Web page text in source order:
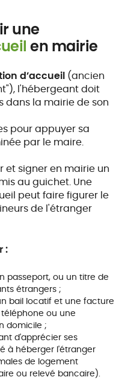
une
en mairie
d’accueil(ancien
l'hébergeant doit
dans la mairie de son
pour appuyer sa
par le maire.
et signer en mairie un
au guichet. Une
peut faire figurer le
de l'étranger
:
passeport, ou un titre de
étrangers ;
bail locatif et une facture
ou une
domicile ;
d'apprécier ses
à héberger l'étranger
de logement
ou relevé bancaire).